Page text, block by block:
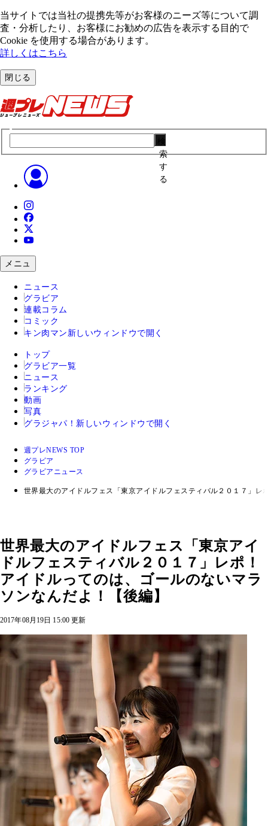
当サイトでは当社の提携先等がお客様のニーズ等について調
査・分析したり、お客様にお勧めの広告を表⽰する⽬的で
Cookie を使⽤する場合があります。
詳しくはこちら
閉じる
索
す
る
メニュ
ニュース
グラビア
連載コラム
コミック
キン肉マン 新しいウィンドウで開く
トップ
グラビア一覧
ニュース
ランキング
動画
写真
グラジャパ！ 新しいウィンドウで開く
週プレNEWS TOP
グラビア
グラビアニュース
世界最大のアイドルフェス「東京アイドルフェスティバル２０１７」
世界最大のアイドルフェス「東京アイ
ドルフェスティバル２０１７」レポ！
アイドルってのは、ゴールのないマラ
ソンなんだよ！【後編】
2017年08月19日 15:00 更新